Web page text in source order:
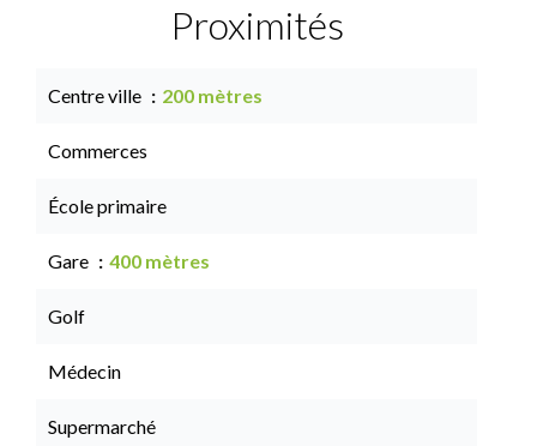
Proximités
Centre ville 200 mètres
Commerces
École primaire
Gare 400 mètres
Golf
Médecin
Supermarché